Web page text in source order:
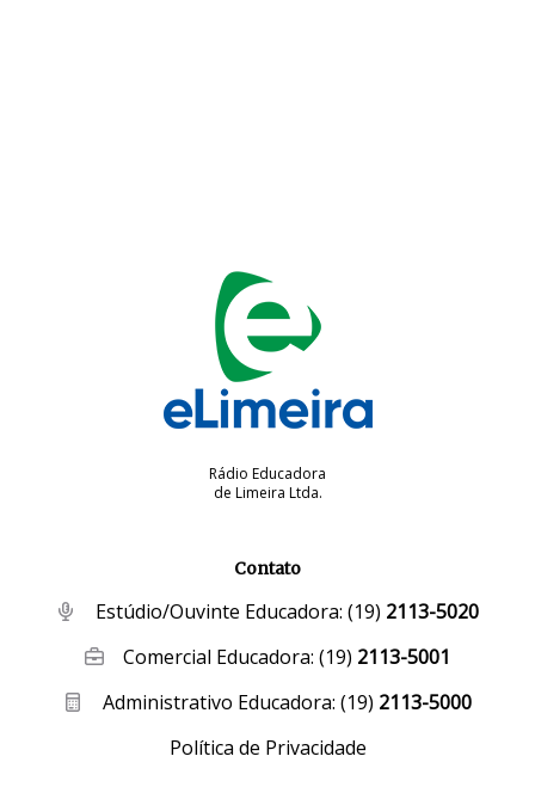
Rádio Educadora
de Limeira Ltda.
Contato
Estúdio/Ouvinte Educadora: (19) 2113-5020
Comercial Educadora:(19) 2113-5001
Administrativo Educadora: (19) 2113-5000
Política de Privacidade